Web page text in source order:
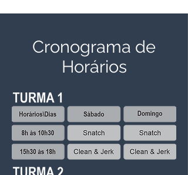
Cronograma de
Horários